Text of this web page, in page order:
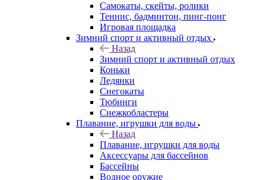
Самокаты, скейты, ролики
Теннис, бадминтон, пинг-понг
Игровая площадка
Зимний спорт и активный отдых
Назад
Зимний спорт и активный отдых
Коньки
Ледянки
Снегокаты
Тюбинги
Снежкобластеры
Плавание, игрушки для воды
Назад
Плавание, игрушки для воды
Аксессуары для бассейнов
Бассейны
Водное оружие